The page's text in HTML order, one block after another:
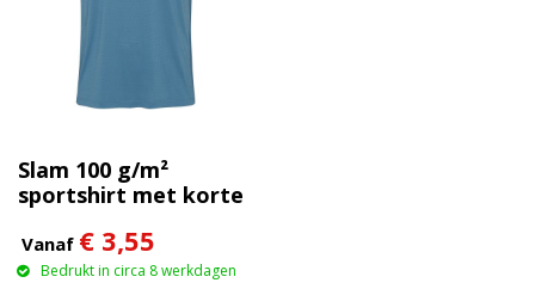
Slam 100 g/m²
sportshirt met korte
Vanaf € 3,55
Bedrukt in circa 8 werkdagen